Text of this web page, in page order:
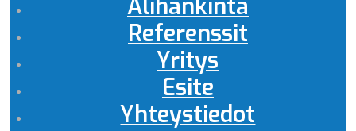
Alihankinta
Referenssit
Yritys
Esite
Yhteystiedot